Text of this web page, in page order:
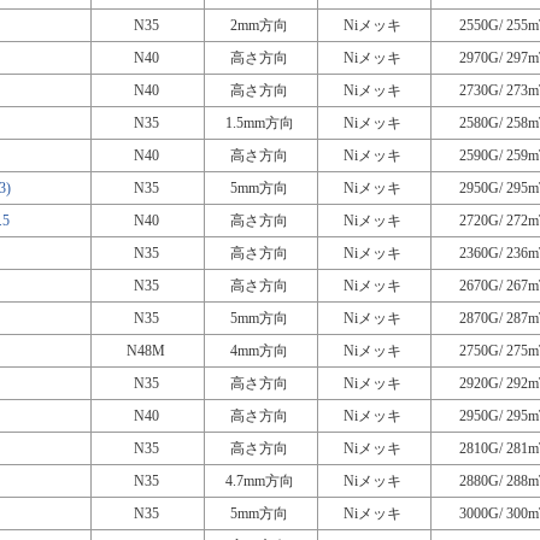
N35
2mm方向 Niメッキ
2550G/
N40
高さ方向 Niメッキ
2970G/
N40
高さ方向 Niメッキ
2730G/
N35
1.5mm方向 Niメッキ
2580G/
N40
高さ方向 Niメッキ
2590G/
N35 5mm方向 Niメッキ
2950G/
N40 高さ方向 Niメッキ
2720G/
N35
高さ方向 Niメッキ
2360G/
N35
高さ方向 Niメッキ
2670G/
N35
5mm方向 Niメッキ
2870G/
N48M
4mm方向 Niメッキ
2750G/
N35
高さ方向 Niメッキ
2920G/
N40
高さ方向 Niメッキ
2950G/
N35
高さ方向 Niメッキ
2810G/
N35
4.7mm方向 Niメッキ
2880G/
N35
5mm方向 Niメッキ
3000G/